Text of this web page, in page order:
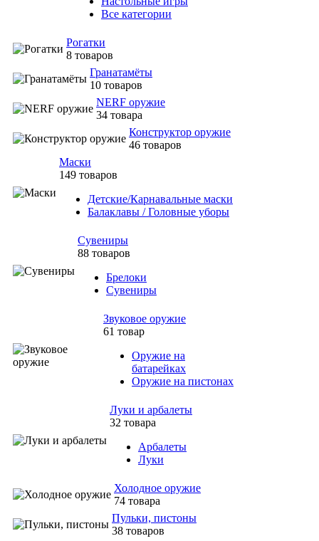
Все категории
Рогатки
8 товаров
Гранатамёты
10 товаров
NERF оружие
34 товара
Конструктор оружие
46 товаров
Маски
149 товаров
Детские/Карнавальные маски
Балаклавы / Головные уборы
Сувениры
88 товаров
Брелоки
Сувениры
Звуковое оружие
61 товар
Оружие на
батарейках
Оружие на пистонах
Луки и арбалеты
32 товара
Арбалеты
Луки
Холодное оружие
74 товара
Пульки, пистоны
38 товаров